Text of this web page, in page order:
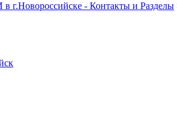
г.Новороссийске - Контакты и Разделы